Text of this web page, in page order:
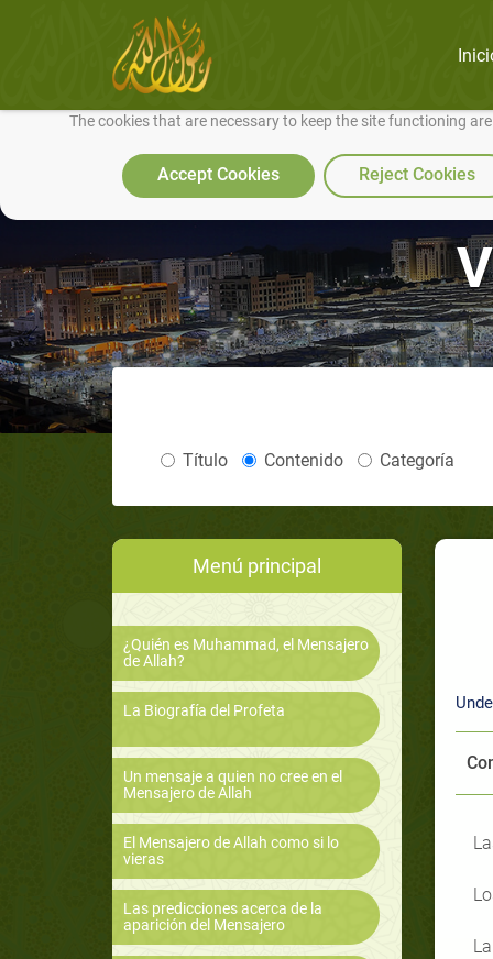
We use cookies to make our site work well for you and so we can
The cookies that are necessary to keep the site functioning
Accept Cookies Reject Cookies
Título Contenido Categoría
Menú principal
¿Quién es Muhammad, el Mensajero
de Allah?
La Biografía del Profeta
Un mensaje a quien no cree en el
Mensajero de Allah
El Mensajero de Allah como si lo
vieras
Las predicciones acerca de la
aparición del Mensajero